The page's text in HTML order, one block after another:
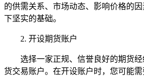
的供需关系、市场动态、影响价格的
下坚实的基础。
2. 开设期货账户
选择一家正规、信誉良好的期货
货交易账户。在开设账户时，您可能